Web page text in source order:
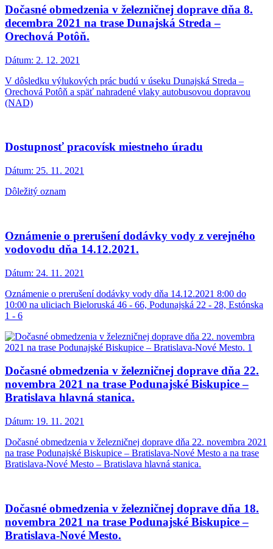
Dočasné obmedzenia v železničnej doprave dňa 8.
decembra 2021 na trase Dunajská Streda –
Orechová Potôň.
Dátum: 2. 12. 2021
V dôsledku výlukových prác budú v úseku Dunajská Streda –
Orechová Potôň a späť nahradené vlaky autobusovou dopravou
(NAD)
Dostupnosť pracovísk miestneho úradu
Dátum: 25. 11. 2021
Dôležitý oznam
Oznámenie o prerušení dodávky vody z verejného
vodovodu dňa 14.12.2021.
Dátum: 24. 11. 2021
Oznámenie o prerušení dodávky vody dňa 14.12.2021 8:00 do
10:00 na uliciach Bieloruská 46 - 66, Podunajská 22 - 28, Estónska
1 - 6
Dočasné obmedzenia v železničnej doprave dňa 22.
novembra 2021 na trase Podunajské Biskupice –
Bratislava hlavná stanica.
Dátum: 19. 11. 2021
Dočasné obmedzenia v železničnej doprave dňa 22. novembra 2021
na trase Podunajské Biskupice – Bratislava-Nové Mesto a na trase
Bratislava-Nové Mesto – Bratislava hlavná stanica.
Dočasné obmedzenia v železničnej doprave dňa 18.
novembra 2021 na trase Podunajské Biskupice –
Bratislava-Nové Mesto.